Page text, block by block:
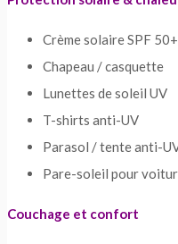
Crème solaire SPF 50+
Chapeau / casquette
Lunettes de soleil UV
T-shirts anti-UV
Parasol / tente anti-
Pare-soleil pour
Couchage et confort